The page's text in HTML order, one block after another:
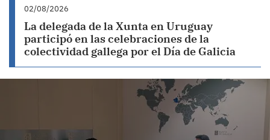
02/08/2026
La delegada de la Xunta en Uruguay
participó en las celebraciones de la
colectividad gallega por el Día de Galicia